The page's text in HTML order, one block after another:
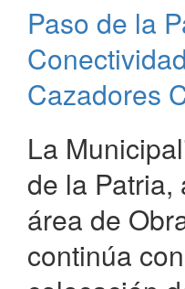
Escuela
827:
Un
Logro
para
Comunidad
de
El
Rincón
Paso de la
Cazadores
La
de la Patria,
área de
continúa